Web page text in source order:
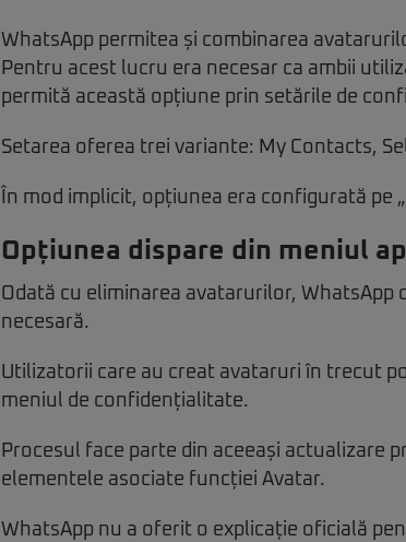
WhatsApp permitea și combinarea
Pentru acest lucru era necesar ca ambii
permită această opțiune prin setările de
Setarea oferea trei variante: My Contacts,
În mod implicit, opțiunea era configurată pe
Opțiunea dispare din meniul
Odată cu eliminarea avatarurilor, WhatsApp
necesară.
Utilizatorii care au creat avataruri în trecut
meniul de confidențialitate.
Procesul face parte din aceeași actualizare
elementele asociate funcției Avatar.
WhatsApp nu a oferit o explicație oficială